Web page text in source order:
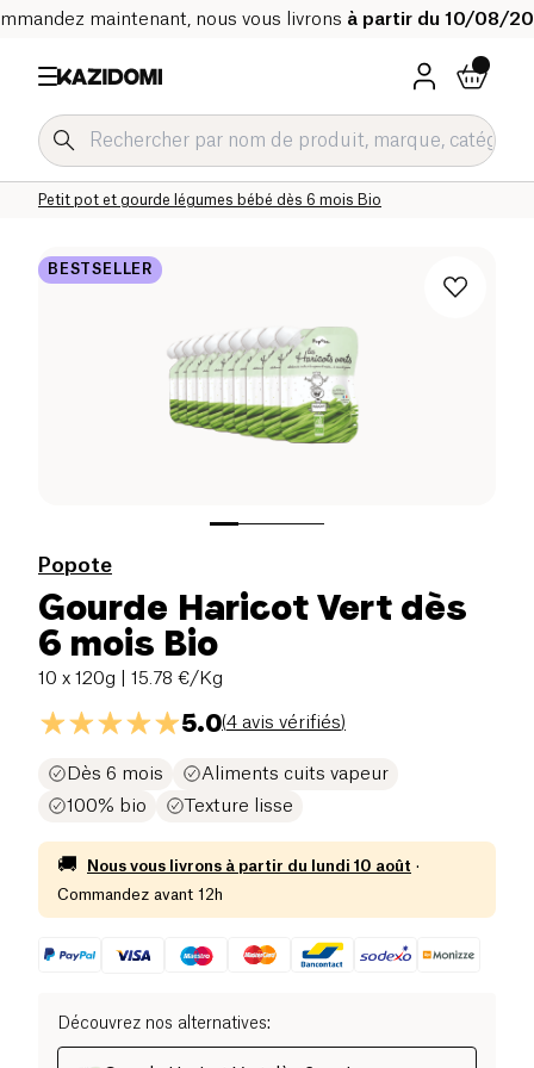
maintenant, nous vous livrons à partir du 10/08/
Petit pot et gourde légumes bébé dès 6 mois Bio
Petit pot et gourde légumes bébé Bio
Bébé & Enfant
Notre catalogue bio
Accueil
BESTSELLER
Popote
Gourde Haricot Vert dès
6 mois Bio
10 x 120g | 15.78 €/Kg
5.0(4 avis vérifiés)
Dès 6 mois
Aliments cuits vapeur
100% bio
Texture lisse
🚚 Nous vous livrons à partir du lundi 10 août ·
Commandez avant 12h
Découvrez nos alternatives: